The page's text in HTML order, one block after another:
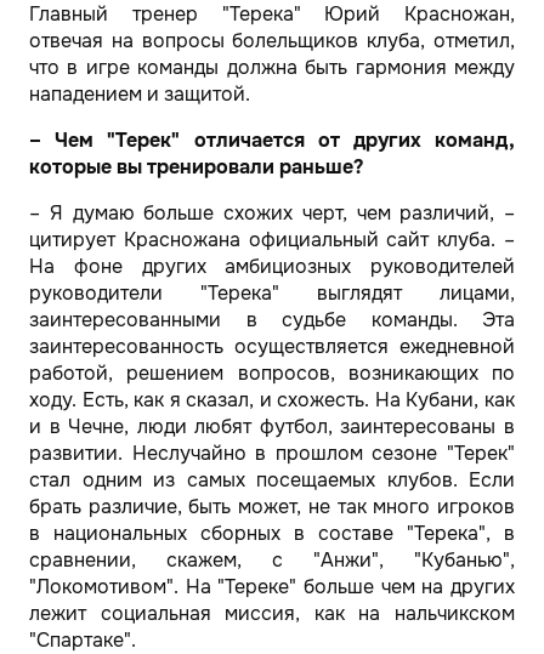
Главный тренер "Терека" Юрий Красножан,
отвечая на вопросы болельщиков клуба, отметил,
что в игре команды должна быть гармония между
нападением и защитой.
– Чем "Терек" отличается от других команд,
которые вы тренировали раньше?
– Я думаю больше схожих черт, чем различий, –
цитирует Красножана официальный сайт клуба. –
На фоне других амбициозных руководителей
руководители "Терека" выглядят лицами,
заинтересованными в судьбе команды. Эта
заинтересованность осуществляется ежедневной
работой, решением вопросов, возникающих по
ходу. Есть, как я сказал, и схожесть. На Кубани, как
и в Чечне, люди любят футбол, заинтересованы в
развитии. Неслучайно в прошлом сезоне "Терек"
стал одним из самых посещаемых клубов. Если
брать различие, быть может, не так много игроков
в национальных сборных в составе "Терека", в
сравнении, скажем, с "Анжи", "Кубанью",
"Локомотивом". На "Тереке" больше чем на других
лежит социальная миссия, как на нальчикском
"Спартаке".